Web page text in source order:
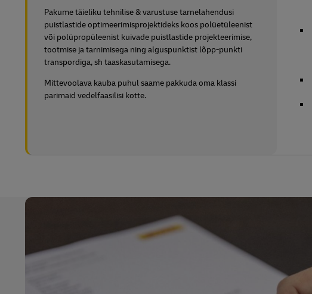
Pakume täieliku tehnilise & varustuse tarnelahendusi
puistlastide optimeerimisprojektideks koos polüetüleenist
või polüpropüleenist kuivade puistlastide projekteerimise,
tootmise ja tarnimisega ning alguspunktist lõpp-punkti
transpordiga, sh taaskasutamisega.
Mittevoolava kauba puhul saame pakkuda oma klassi
parimaid vedelfaasilisi kotte.